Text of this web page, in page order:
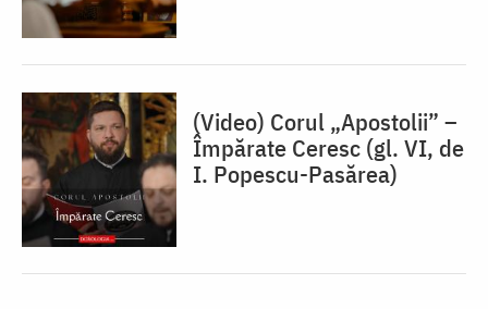
(Video) Corul „Apostolii” –
⁠Împărate Ceresc (gl. VI, de
I. Popescu-Pasărea)